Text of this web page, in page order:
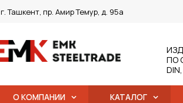
г. Ташкент, пр. Амир Темур, д. 95а
ПО
О КОМПАНИИ КАТАЛОГ